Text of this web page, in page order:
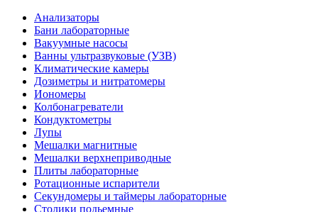
Анализаторы
Бани лабораторные
Вакуумные насосы
Ванны ультразвуковые (УЗВ)
Климатические камеры
Дозиметры и нитратомеры
Иономеры
Колбонагреватели
Кондуктометры
Лупы
Мешалки магнитные
Мешалки верхнеприводные
Плиты лабораторные
Ротационные испарители
Секундомеры и таймеры лабораторные
Столики подьемные